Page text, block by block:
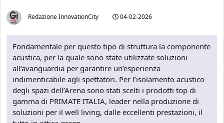
Redazione InnovationCity 04-02-2026
Fondamentale per questo tipo di struttura la componente
acustica, per la quale sono state utilizzate soluzioni
all’avanguardia per garantire un’esperienza
indimenticabile agli spettatori. Per l’isolamento acustico
degli spazi dell’Arena sono stati scelti i prodotti top di
gamma di PRIMATE ITALIA, leader nella produzione di
soluzioni per il well living, dalle eccellenti prestazioni, il